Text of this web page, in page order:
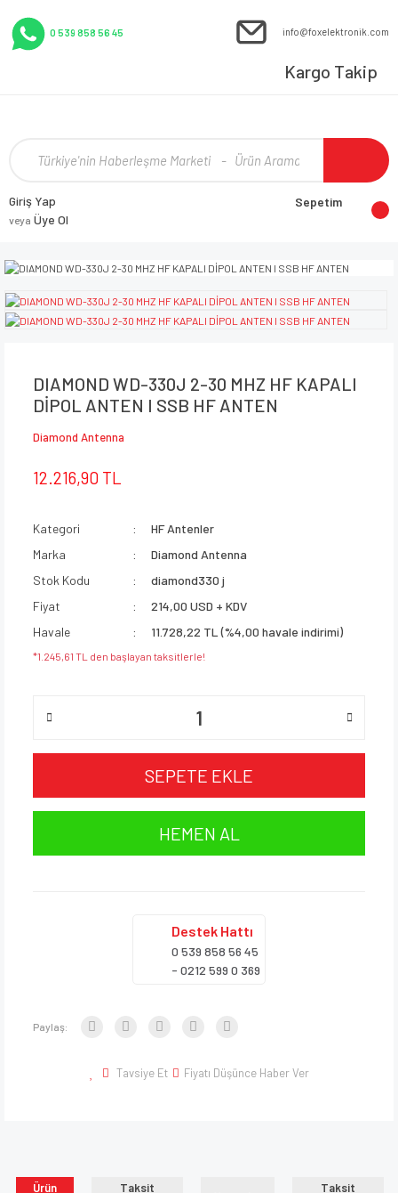
0 539 858 56 45 info@foxelektronik.com
Kargo Takip
Giriş Yap
veya Üye Ol
Sepetim
DIAMOND WD-330J 2-30 MHZ HF KAPALI
DİPOL ANTEN I SSB HF ANTEN
Diamond Antenna
12.216,90 TL
Kategori
HF Antenler
Marka
Diamond Antenna
Stok Kodu
diamond330 j
Fiyat
214,00 USD + KDV
Havale
11.728,22 TL (%4,00 havale indirimi)
*1.245,61 TL den başlayan taksitlerle!
SEPETE EKLE
HEMEN AL
Destek Hattı
0 539 858 56 45
- 0212 599 0 369
Paylaş:
Tavsiye Et Fiyatı Düşünce Haber Ver
Ürün
Taksit
Taksit